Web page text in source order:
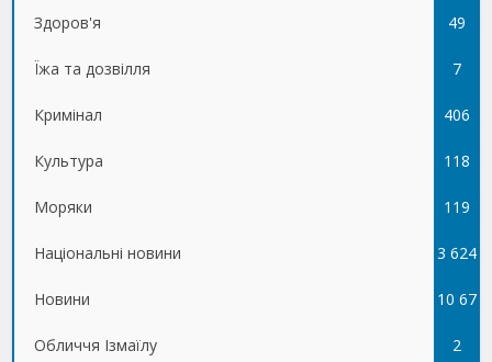
Здоров'я 49
Їжа та дозвілля 7
Кримінал 406
Культура 118
Моряки 119
Національні новини 3 624
Новини 10 67
5
Обличчя Ізмаїлу 2